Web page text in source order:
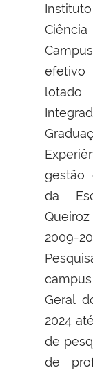
gestão
da
2009-
Geral
2024
de
de